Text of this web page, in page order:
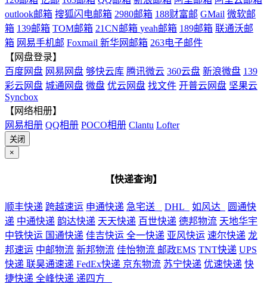
outlook邮箱 搜狐闪电邮箱 2980邮箱 188财富邮 GMail 微软邮
箱 139邮箱 TOM邮箱 21CN邮箱 yeah邮箱 189邮箱 联通沃邮
箱 网易手机邮 Foxmail 新华网邮箱 263电子邮件
【网盘登录】
百度网盘 网易网盘 够快云库 腾讯微云 360云盘 新浪微盘 139
彩云网盘 城通网盘 微盘 优云网盘 找文件 开普云网盘 坚果云
Syncbox
【网络相册】
网易相册 QQ相册 POCO相册 Clantu Lofter
关闭
×
【快递查询】
顺丰快递 跨越速运 申通快递 急宅送 DHL 如风达
圆通快
递 中通快递 韵达快递 天天快递 百世快递 德邦物流 天地华宇
中铁快运 国通快递 佳吉快运 全一快递 亚风快运 速尔快递 龙
邦速运 中邮物流 新邦物流 佳怡物流 邮政EMS TNT快递 UPS
快递 联昊通速递 FedEx快递 京东物流 苏宁快递 优速快递 快
捷快递 全峰快递 递四方